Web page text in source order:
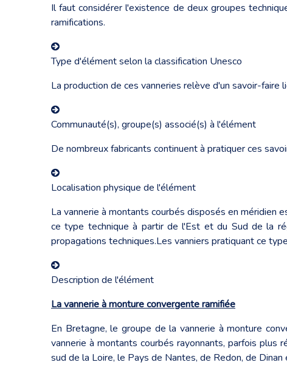
Il faut considérer l'existence de deux groupes
ramifications.
Type d'élément selon la classification Unesco
La production de ces vanneries relève d'un savoir-faire
Communauté(s), groupe(s) associé(s) à l'élément
De nombreux fabricants continuent à pratiquer ces
Localisation physique de l'élément
La vannerie à montants courbés disposés en méridien
ce type technique à partir de l'Est et du Sud de la
propagations techniques.Les vanniers pratiquant ce
Description de l'élément
La vannerie à monture convergente ramifiée
En Bretagne, le groupe de la vannerie à monture
vannerie à montants courbés rayonnants, parfois
sud de la Loire, le Pays de Nantes, de Redon, de Dinan